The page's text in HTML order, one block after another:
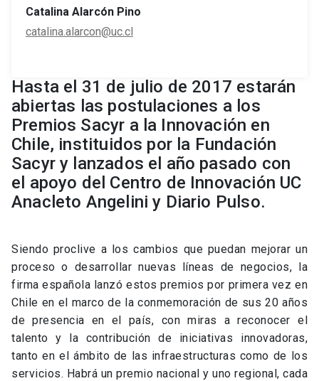
Catalina Alarcón Pino
catalina.alarcon@uc.cl
Hasta el 31 de julio de 2017 estarán
abiertas las postulaciones a los
Premios Sacyr a la Innovación en
Chile, instituidos por la Fundación
Sacyr y lanzados el año pasado con
el apoyo del Centro de Innovación UC
Anacleto Angelini y Diario Pulso.
Siendo proclive a los cambios que puedan mejorar un
proceso o desarrollar nuevas líneas de negocios, la
firma española lanzó estos premios por primera vez en
Chile en el marco de la conmemoración de sus 20 años
de presencia en el país, con miras a reconocer el
talento y la contribución de iniciativas innovadoras,
tanto en el ámbito de las infraestructuras como de los
servicios. Habrá un premio nacional y uno regional, cada